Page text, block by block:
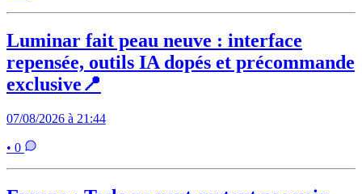
Luminar fait peau neuve : interface
repensée, outils IA dopés et précommande
exclusive📍
07/08/2026 à 21:44
• 0